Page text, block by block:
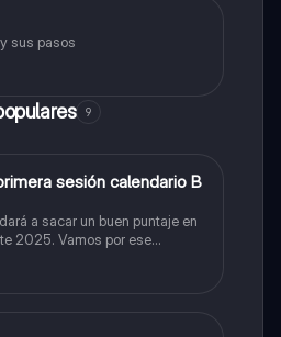
sus pasos
9
sesión calendario B
a sacar un buen puntaje en
2025. Vamos por ese
admitido en la universidad que
que quieres y no la que te